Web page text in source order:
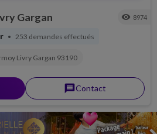
Gargan visibility 8974
• 253 demandes effectués
Livry Gargan 93190
messageContact